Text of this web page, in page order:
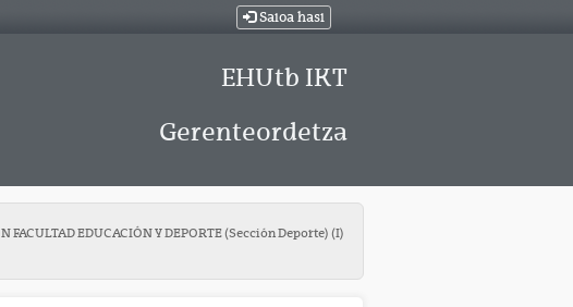
Saioa hasi
EHUtb IKT
Gerenteordetza
FACULTAD EDUCACIÓN Y DEPORTE (Sección Deporte) (I)